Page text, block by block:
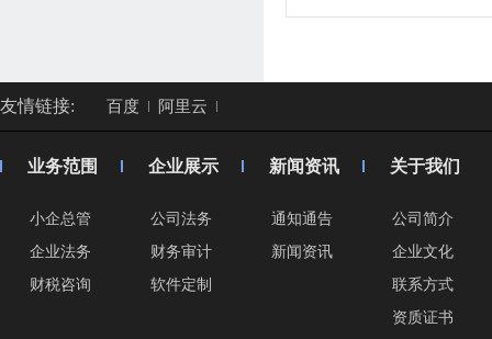
友情链接: 百度 阿里云
业务范围
小企总管
企业法务
财税咨询
企业展示
公司法务
财务审计
软件定制
新闻资讯
通知通告
新闻资讯
关于我们
公司简介
企业文化
联系方式
资质证书